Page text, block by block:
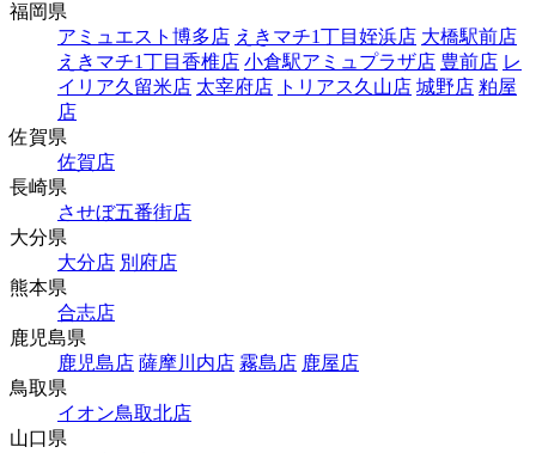
福岡県
アミュエスト博多店 えきマチ1丁目姪浜店 大橋駅前店
えきマチ1丁目香椎店 小倉駅アミュプラザ店 豊前店 レ
イリア久留米店 太宰府店 トリアス久山店 城野店 粕屋
店
佐賀県
佐賀店
長崎県
させぼ五番街店
大分県
大分店 別府店
熊本県
合志店
鹿児島県
鹿児島店 薩摩川内店 霧島店 鹿屋店
鳥取県
イオン鳥取北店
山口県